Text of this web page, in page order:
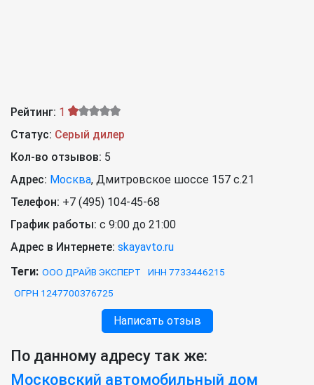
Рейтинг: 1
Статус: Серый дилер
Кол-во отзывов: 5
Адрес: Москва, Дмитровское шоссе 157 с.21
Телефон: +7 (495) 104-45-68
График работы: с 9:00 до 21:00
Адрес в Интернете: skayavto.ru
Теги: ООО ДРАЙВ ЭКСПЕРТ
ИНН 7733446215
ОГРН 1247700376725
Написать отзыв
По данному адресу так же:
Московский автомобильный дом